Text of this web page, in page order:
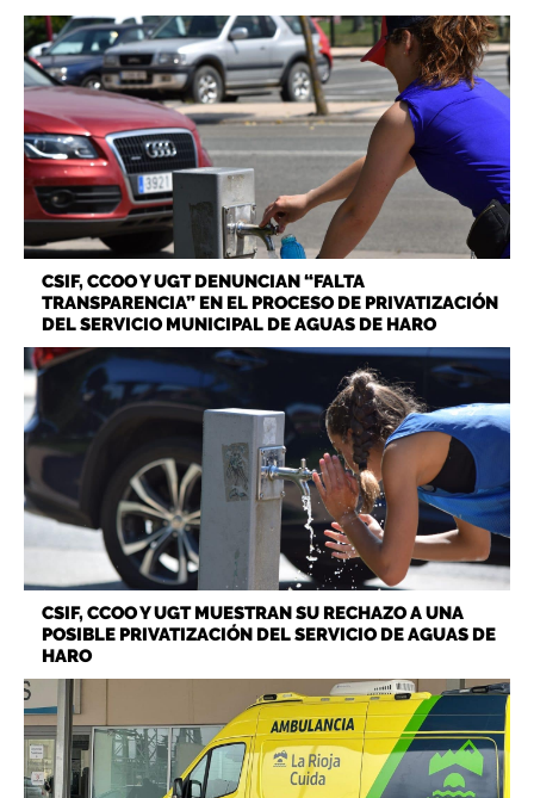
CSIF, CCOO Y UGT DENUNCIAN “FALTA
TRANSPARENCIA” EN EL PROCESO DE PRIVATIZACIÓN
DEL SERVICIO MUNICIPAL DE AGUAS DE HARO
CSIF, CCOO Y UGT MUESTRAN SU RECHAZO A UNA
POSIBLE PRIVATIZACIÓN DEL SERVICIO DE AGUAS DE
HARO